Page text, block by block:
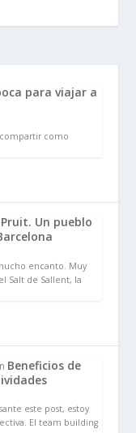
para viajar a
como
Un pueblo
encanto. Muy
Salt de Sallent, la
Beneficios de
este post, estoy
El team building